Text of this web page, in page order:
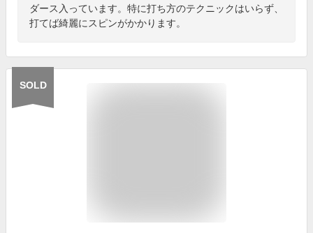
ダース入っています。特に打ち方のテクニックはいらず、
打てば綺麗にスピンがかかります。
SOLD